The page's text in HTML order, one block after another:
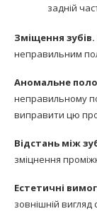
задній
Зміщення зубів.
неправильним
Аномальне
неправильному
виправити цю
Відстань між
зміцнення
Естетичні
зовнішній